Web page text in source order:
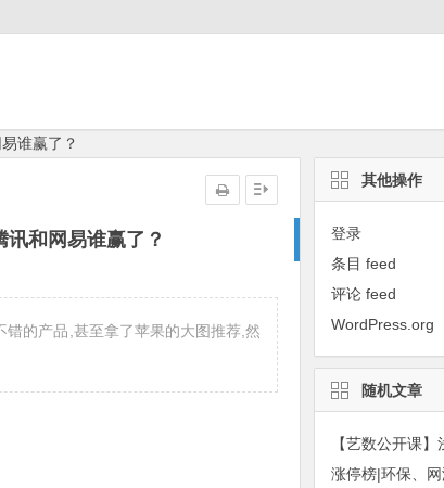
谁赢了？
和网易谁赢了？
的产品,甚至拿了苹果的大图推荐,然
其他操作
登录
条目 feed
评论 feed
WordPress.org
随机文章
【艺数公开课